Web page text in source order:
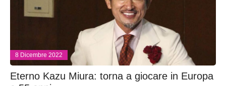
8 Dicembre 2022
Eterno Kazu Miura: torna a giocare in Europa